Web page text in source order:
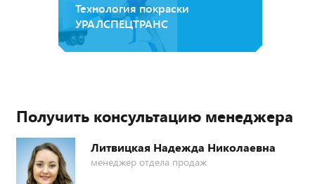
Технология покраски
УРАЛСПЕЦТРАНС
Получить консультацию менеджера
Литвицкая Надежда Николаевна
менеджер отдела продаж